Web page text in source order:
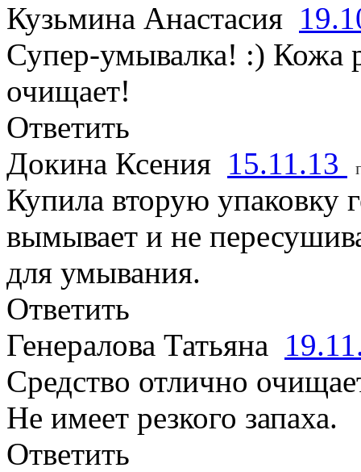
Кузьмина Анастасия
Супер-умывалка! :) Кожа
очищает!
Ответить
Докина Ксения 15.11.13
Купила вторую упаковку
вымывает и не
для умывания.
Ответить
Генералова Татьяна
Средство отлично
Не имеет резкого запаха.
Ответить